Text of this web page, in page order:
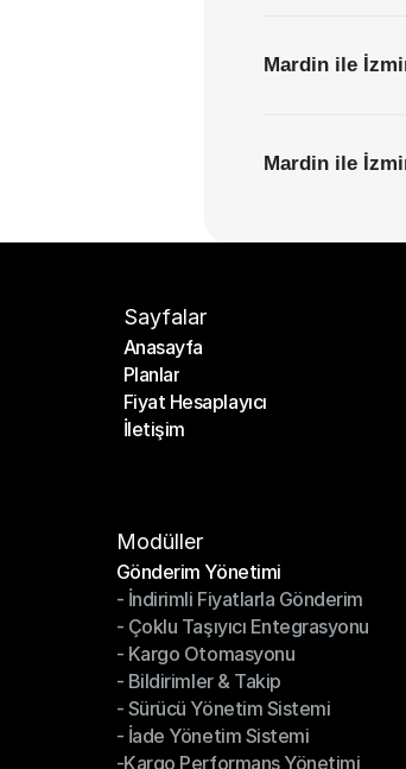
Mardin ile
Mardin ile
Sayfalar
Anasayfa
Anasayfa
Planlar
Planlar
Fiyat Hesaplayıcı
Fiyat Hesaplayıcı
İletişim
Modüller
Gönderim Yönetimi
Gönderim Yönetimi
- İndirimli Fiyatlarla Gönderim
- İndirimli Fiyatlarla Gönderim
- Çoklu Taşıyıcı Entegrasyonu
- Çoklu Taşıyıcı Entegrasyonu
- Kargo Otomasyonu
- Kargo Otomasyonu
- Bildirimler & Takip
- Bildirimler & Takip
- Sürücü Yönetim Sistemi
- Sürücü Yönetim Sistemi
- İade Yönetim Sistemi
- İade Yönetim Sistemi
-Kargo Performans Yönetimi